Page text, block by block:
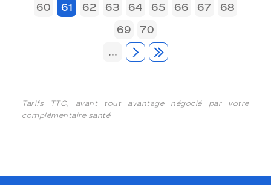
60
61 62 63 64 65 66 67
68
69
70
...
Tarifs TTC, avant tout avantage négocié par votre
complémentaire santé